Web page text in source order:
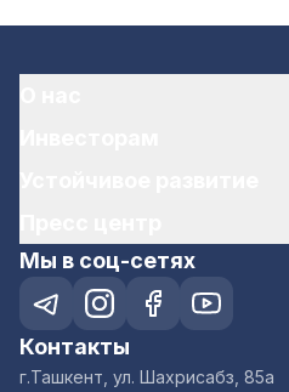
Мы в соц-сетях
Контакты
г.Ташкент, ул. Шахрисабз, 85а